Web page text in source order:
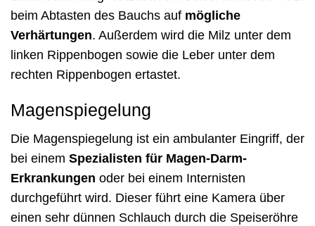
beim Abtasten des Bauchs auf mögliche
Verhärtungen. Außerdem wird die Milz unter dem
linken Rippenbogen sowie die Leber unter dem
rechten Rippenbogen ertastet.
Magenspiegelung
Die Magenspiegelung ist ein ambulanter Eingriff, der
bei einem Spezialisten für Magen-Darm-
Erkrankungen oder bei einem Internisten
durchgeführt wird. Dieser führt eine Kamera über
einen sehr dünnen Schlauch durch die Speiseröhre